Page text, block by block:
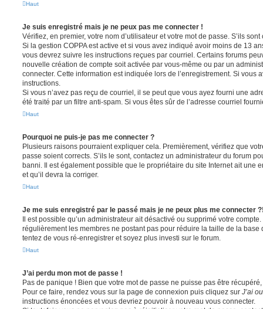
Haut
Je suis enregistré mais je ne peux pas me connecter !
Vérifiez, en premier, votre nom d’utilisateur et votre mot de passe. S’ils
Si la gestion COPPA est active et si vous avez indiqué avoir moins de 13
vous devrez suivre les instructions reçues par courriel. Certains forums
nouvelle création de compte soit activée par vous-même ou par un
connecter. Cette information est indiquée lors de l’enregistrement. Si vous
instructions.
Si vous n’avez pas reçu de courriel, il se peut que vous ayez fourni une
été traité par un filtre anti-spam. Si vous êtes sûr de l’adresse courriel
Haut
Pourquoi ne puis-je pas me connecter ?
Plusieurs raisons pourraient expliquer cela. Premièrement, vérifiez que
passe soient corrects. S’ils le sont, contactez un administrateur du forum
banni. Il est également possible que le propriétaire du site Internet ait une
et qu’il devra la corriger.
Haut
Je me suis enregistré par le passé mais je ne peux plus me connecter
Il est possible qu’un administrateur ait désactivé ou supprimé votre
régulièrement les membres ne postant pas pour réduire la taille de la base
tentez de vous ré-enregistrer et soyez plus investi sur le forum.
Haut
J’ai perdu mon mot de passe !
Pas de panique ! Bien que votre mot de passe ne puisse pas être
Pour ce faire, rendez vous sur la page de connexion puis cliquez sur J’ai
instructions énoncées et vous devriez pouvoir à nouveau vous connecter.